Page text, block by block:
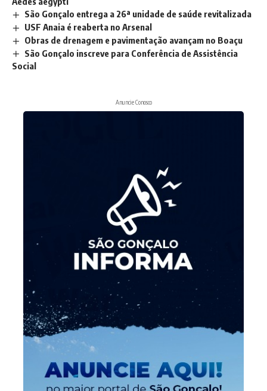
São Gonçalo entrega a 26ª unidade de saúde revitalizada
USF Anaia é reaberta no Arsenal
Obras de drenagem e pavimentação avançam no Boaçu
São Gonçalo inscreve para Conferência de Assistência
Social
Anuncie Conosco